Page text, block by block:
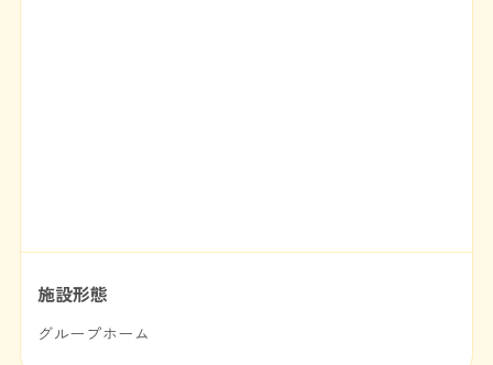
施設形態
グループホーム